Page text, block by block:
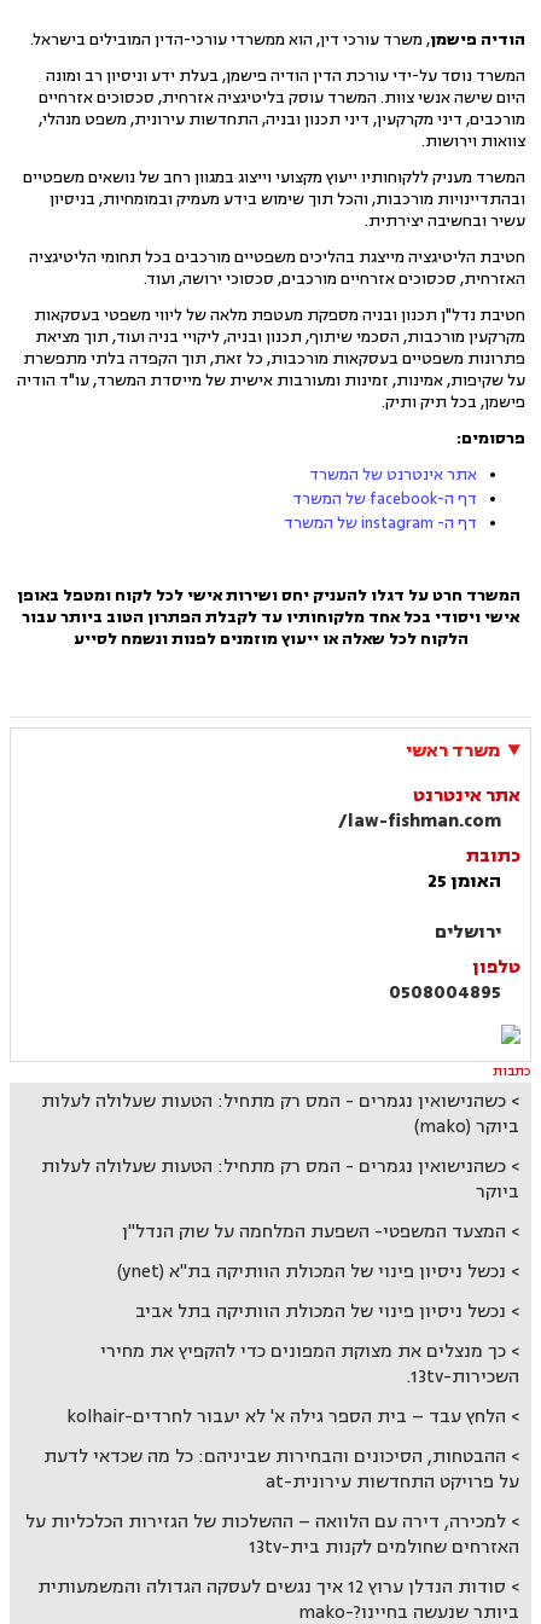
הודיה פישמן, משרד עורכי דין, הוא ממשרדי עורכי-הדין המובילים בישראל.
המשרד נוסד על-ידי עורכת הדין הודיה פישמן, בעלת ידע וניסיון רב ומונה
היום שישה אנשי צוות. המשרד עוסק בליטיגציה אזרחית, סכסוכים אזרחיים
מורכבים, דיני מקרקעין, דיני תכנון ובניה, התחדשות עירונית, משפט מנהלי,
צוואות וירושות.
המשרד מעניק ללקוחותיו ייעוץ מקצועי וייצוג במגוון רחב של נושאים משפטיים
ובהתדיינויות מורכבות, והכל תוך שימוש בידע מעמיק ובמומחיות, בניסיון
עשיר ובחשיבה יצירתית.
חטיבת הליטיגציה מייצגת בהליכים משפטיים מורכבים בכל תחומי הליטיגציה
האזרחית, סכסוכים אזרחיים מורכבים, סכסוכי ירושה, ועוד.
חטיבת נדל"ן תכנון ובניה מספקת מעטפת מלאה של ליווי משפטי בעסקאות
מקרקעין מורכבות, הסכמי שיתוף, תכנון ובניה, ליקויי בניה ועוד, תוך מציאת
פתרונות משפטיים בעסקאות מורכבות, כל זאת, תוך הקפדה בלתי מתפשרת
על שקיפות, אמינות, זמינות ומעורבות אישית של מייסדת המשרד, עו"ד הודיה
פישמן, בכל תיק ותיק.
פרסומים:
אתר אינטרנט של המשרד
דף ה-facebook של המשרד
דף ה- instagram של המשרד
המשרד חרט על דגלו להעניק יחס ושירות אישי לכל לקוח ומטפל באופן
אישי ויסודי בכל אחד מלקוחותיו עד לקבלת הפתרון הטוב ביותר עבור
הלקוח לכל שאלה או ייעוץ מוזמנים לפנות ונשמח לסייע
משרד ראשי
אתר אינטרנט
law-fishman.com/
כתובת
האומן 25
ירושלים
טלפון
0508004895
כתבות
כשהנישואין נגמרים - המס רק מתחיל: הטעות שעלולה לעלות
ביוקר (mako)
כשהנישואין נגמרים - המס רק מתחיל: הטעות שעלולה לעלות
ביוקר
המצעד המשפטי- השפעת המלחמה על שוק הנדל"ן
נכשל ניסיון פינוי של המכולת הוותיקה בת"א (ynet)
נכשל ניסיון פינוי של המכולת הוותיקה בתל אביב
כך מנצלים את מצוקת המפונים כדי להקפיץ את מחירי
השכירות-13tv.
הלחץ עבד – בית הספר גילה א' לא יעבור לחרדים-kolhair
ההבטחות, הסיכונים והבחירות שביניהם: כל מה שכדאי לדעת
על פרויקט התחדשות עירונית-at
למכירה, דירה עם הלוואה – ההשלכות של הגזירות הכלכליות על
האזרחים שחולמים לקנות בית-13tv
סודות הנדלן ערוץ 12 איך נגשים לעסקה הגדולה והמשמעותית
ביותר שנעשה בחיינו?-mako